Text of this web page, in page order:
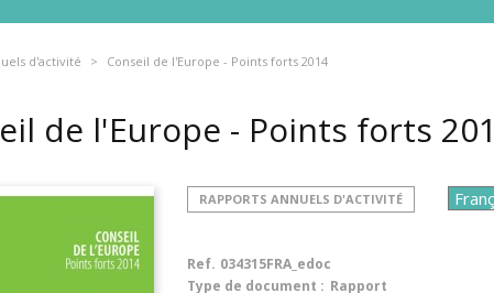
d'activité Conseil de l'Europe - Points forts 2014
de l'Europe - Points forts
RAPPORTS ANNUELS D'ACTIVITÉ
Ref. 034315FRA_edoc
Type de document : Rapport